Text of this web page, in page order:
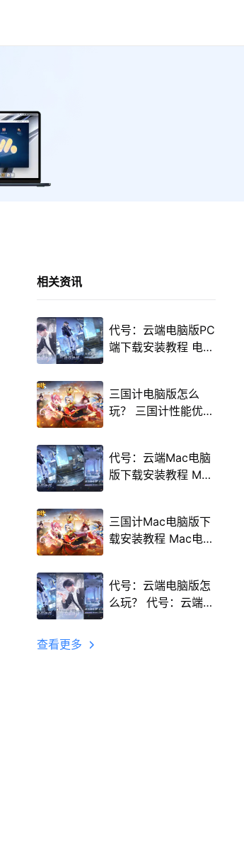
相关资讯
代号：云端电脑版PC
端下载安装教程 电脑
三国计电脑版怎么
玩？ 三国计性能优化
程
代号：云端Mac电脑
版下载安装教程 Mac
三国计Mac电脑版下
载安装教程 Mac电脑
代号：云端电脑版怎
么玩？ 代号：云端性
查看更多